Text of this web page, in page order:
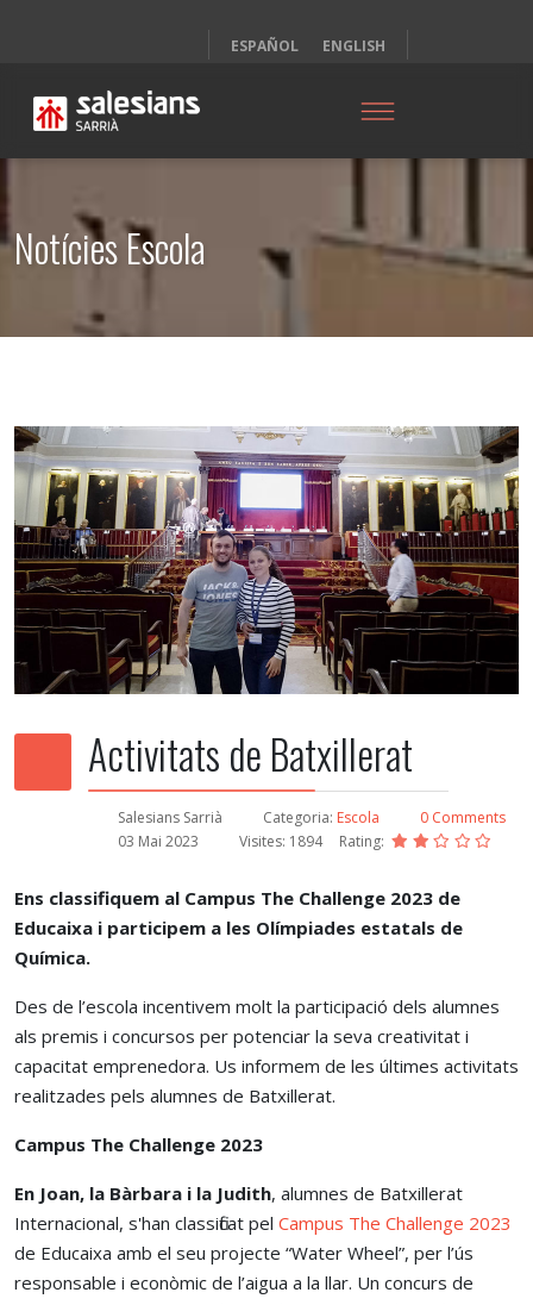
ESPAÑOL ENGLISH
Notícies Escola
Activitats de Batxillerat
Salesians Sarrià Categoria: Escola
0 Comments
03 Mai 2023
Visites: 1894 Rating:
Ens classifiquem al Campus The Challenge 2023 de
Educaixa i participem a les Olímpiades estatals de
Química.
Des de l’escola incentivem molt la participació dels alumnes
als premis i concursos per potenciar la seva creativitat i
capacitat emprenedora. Us informem de les últimes activitats
realitzades pels alumnes de Batxillerat.
Campus The Challenge 2023
En Joan, la Bàrbara i la Judith, alumnes de Batxillerat
Internacional, s'han classificat pel Campus The Challenge 2023
de Educaixa amb el seu projecte “Water Wheel”, per l’ús
responsable i econòmic de l’aigua a la llar. Un concurs de